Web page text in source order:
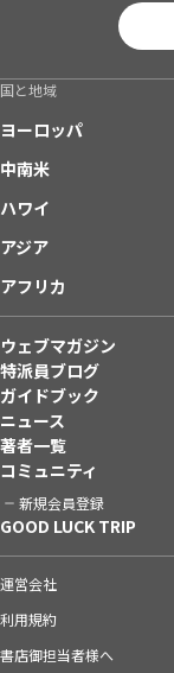
国と地域
ヨーロッパ
中南米
ハワイ
アジア
アフリカ
ウェブマガジン
特派員ブログ
ガイドブック
ニュース
著者一覧
コミュニティ
新規会員登録
GOOD LUCK TRIP
運営会社
利用規約
書店御担当者様へ